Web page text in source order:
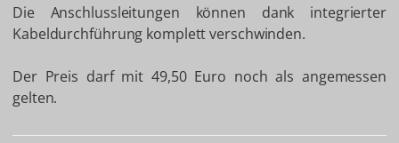
Die Anschlussleitungen können dank integrierter
Kabeldurchführung komplett verschwinden.
Der Preis darf mit 49,50 Euro noch als angemessen
gelten.